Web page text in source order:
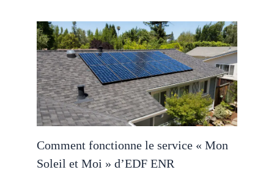
Comment fonctionne le service « Mon
Soleil et Moi » d’EDF ENR